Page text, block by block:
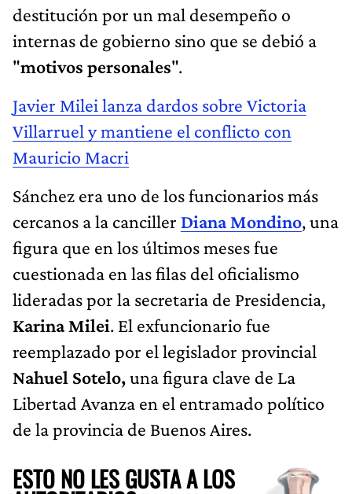
destitución por un mal desempeño o
internas de gobierno sino que se debió a
"motivos personales".
Javier Milei lanza dardos sobre Victoria
Villarruel y mantiene el conflicto con
Mauricio Macri
Sánchez era uno de los funcionarios más
cercanos a la canciller Diana Mondino, una
figura que en los últimos meses fue
cuestionada en las filas del oficialismo
lideradas por la secretaria de Presidencia,
Karina Milei. El exfuncionario fue
reemplazado por el legislador provincial
Nahuel Sotelo,una figura clave de La
Libertad Avanza en el entramado político
de la provincia de Buenos Aires.
ESTO NO LES GUSTA A LOS